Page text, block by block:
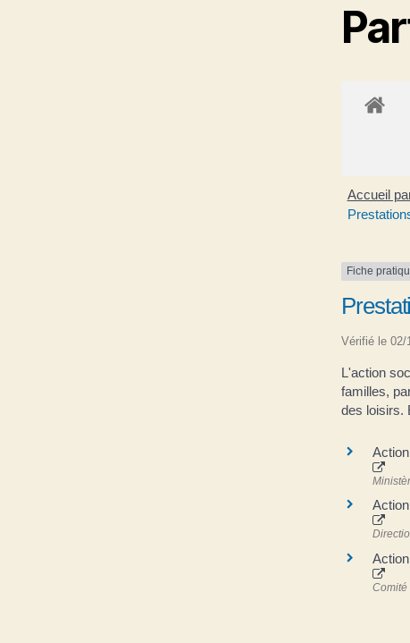
Accueil
Fiche
Vérifié le 02/
L'action
familles,
des loisirs.